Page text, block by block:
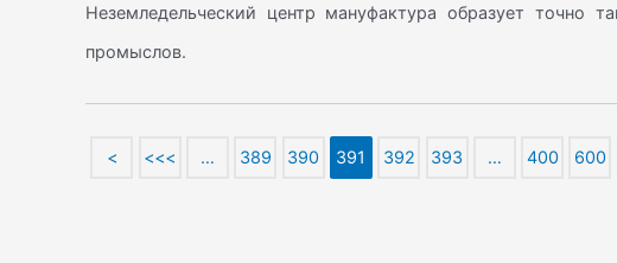
Неземледельческий центр мануфактура образует
промыслов.
< <<< … 389 390 391 392 393 … 400 600